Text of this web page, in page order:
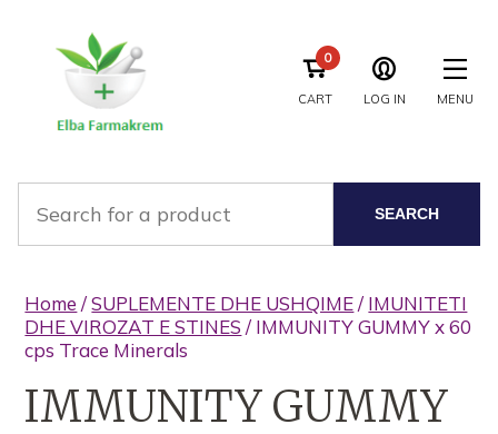
CART
0
LOG IN MENU
SEARCH
Home /SUPLEMENTE DHE USHQIME/ IMUNITETI
DHE VIROZAT E STINES / IMMUNITY GUMMY x 60
cps Trace Minerals
IMMUNITY GUMMY